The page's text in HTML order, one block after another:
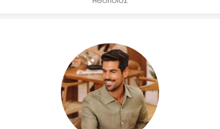
ΗΘΟΠΟΙΌΣ